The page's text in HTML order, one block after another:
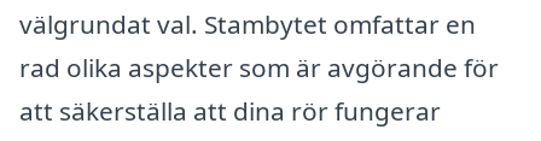
välgrundat val. Stambytet omfattar en
rad olika aspekter som är avgörande för
att säkerställa att dina rör fungerar